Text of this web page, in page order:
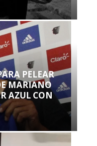
PELEAR
MARIANO
AZUL CON